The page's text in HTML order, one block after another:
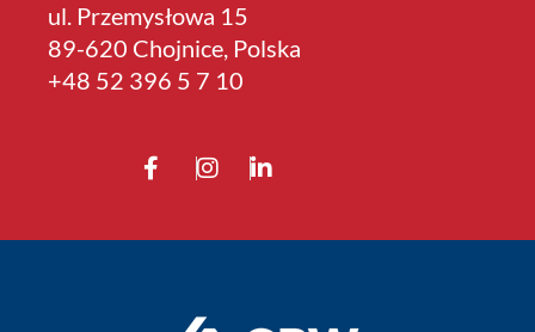
ul. Przemysłowa 15
89-620 Chojnice, Polska
+4­8 52 396 5 7 10